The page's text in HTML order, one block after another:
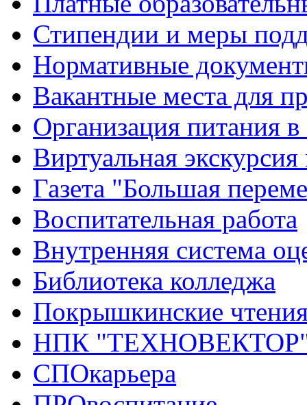
Стипендии и меры
Нормативные
Вакантные места для
Организация питания в
Виртуальная
Газета "Большая
Воспитательная работа
Внутренняя система
Библиотека колледжа
Покрышкинские
НПК
СПОкарьера